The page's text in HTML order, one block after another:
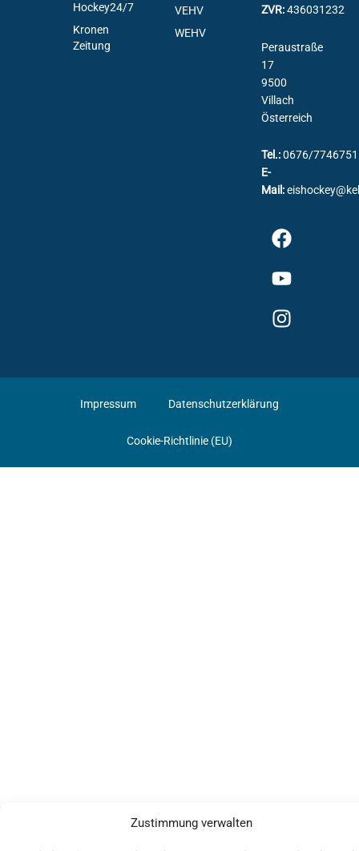
Zustimmung verwalten
Hockey24/7
Kronen
Zeitung
VEHV
WEHV
ZVR:436031232
Peraustraße
17
9500
Villach
Österreich
Tel.:0676/7746751
E-
Mail:
Impressum Datenschutzerklärung
Cookie-Richtlinie (EU)